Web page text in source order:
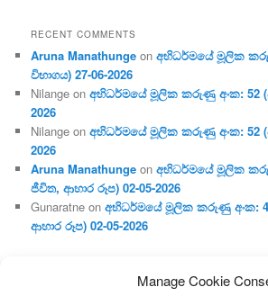
Manage Cookie
RECENT COMMENTS
Aruna Manathunge onඅභිධර්මයේ මූලික
විභාගය) 27-06-2026
Nilange onඅභිධර්මයේ මූලික කරුණු අංක: 52
2026
Nilange onඅභිධර්මයේ මූලික කරුණු අංක: 52
2026
Aruna Manathunge onඅභිධර්මයේ මූලික
ජීවිත, ආහාර රූප) 02-05-2026
Gunaratne onඅභිධර්මයේ මූලික කරුණු අංක:
ආහාර රූප) 02-05-2026